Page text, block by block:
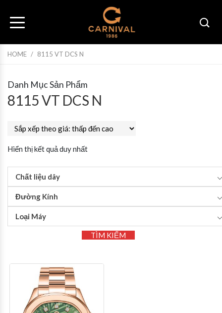
HOME / 8115 VT DCS N
Danh Mục Sản Phẩm
8115 VT DCS N
Hiển thị kết quả duy nhất
Chất liệu dây
Đường Kính
Loại Máy
TÌM KIẾM